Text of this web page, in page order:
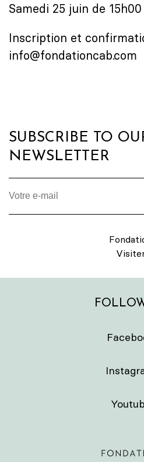
Samedi 25 juin de
Inscription et
info@fondationcab.com
SUBSCRIBE TO
NEWSLETTER